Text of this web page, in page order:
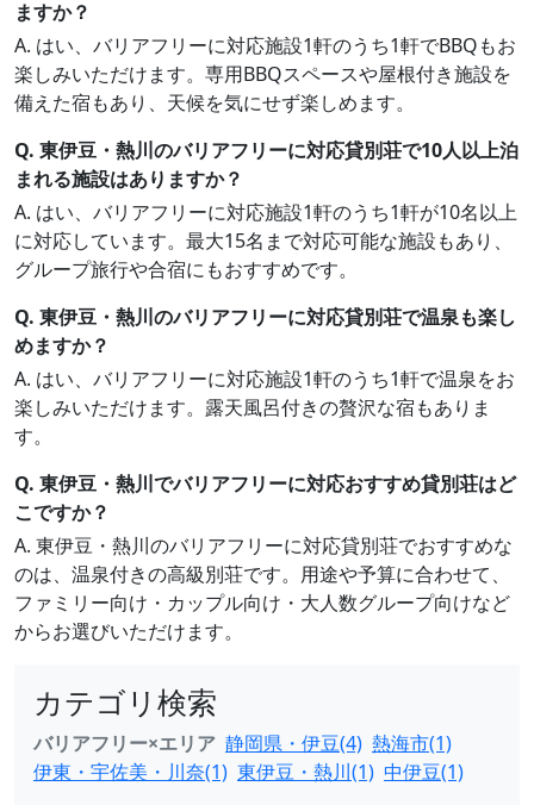
ますか？
A. はい、バリアフリーに対応施設1軒のうち1軒でBBQもお
楽しみいただけます。専用BBQスペースや屋根付き施設を
備えた宿もあり、天候を気にせず楽しめます。
Q. 東伊豆・熱川のバリアフリーに対応貸別荘で10人以上泊
まれる施設はありますか？
A. はい、バリアフリーに対応施設1軒のうち1軒が10名以上
に対応しています。最大15名まで対応可能な施設もあり、
グループ旅行や合宿にもおすすめです。
Q. 東伊豆・熱川のバリアフリーに対応貸別荘で温泉も楽し
めますか？
A. はい、バリアフリーに対応施設1軒のうち1軒で温泉をお
楽しみいただけます。露天風呂付きの贅沢な宿もありま
す。
Q. 東伊豆・熱川でバリアフリーに対応おすすめ貸別荘はど
こですか？
A. 東伊豆・熱川のバリアフリーに対応貸別荘でおすすめな
のは、温泉付きの高級別荘です。用途や予算に合わせて、
ファミリー向け・カップル向け・大人数グループ向けなど
からお選びいただけます。
カテゴリ検索
バリアフリー×エリア 静岡県・伊豆(4) 熱海市(1)
伊東・宇佐美・川奈(1) 東伊豆・熱川(1) 中伊豆(1)